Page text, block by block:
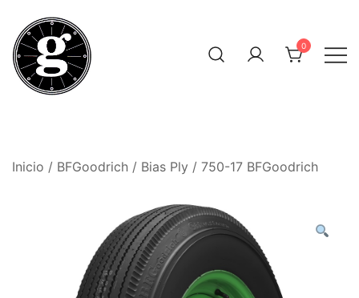
contenido
0
Inicio / BFGoodrich / Bias Ply / 750-17 BFGoodrich